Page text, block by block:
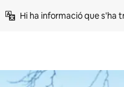
Hi ha informació que s'ha